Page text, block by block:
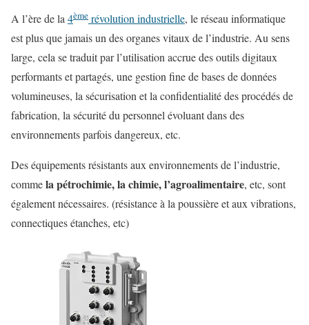
A l’ère de la 4ème révolution industrielle, le réseau informatique
est plus que jamais un des organes vitaux de l’industrie. Au sens
large, cela se traduit par l’utilisation accrue des outils digitaux
performants et partagés, une gestion fine de bases de données
volumineuses, la sécurisation et la confidentialité des procédés de
fabrication, la sécurité du personnel évoluant dans des
environnements parfois dangereux, etc.
Des équipements résistants aux environnements de l’industrie,
commela pétrochimie, la chimie, l’agroalimentaire, etc, sont
également nécessaires. (résistance à la poussière et aux vibrations,
connectiques étanches, etc)